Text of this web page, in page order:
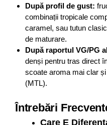
După profil de gust:
combinații tropicale
caramel, sau tutun
de maturare.
După raportul VG/PG
denși pentru tras direct
scoate aroma mai clar
(MTL).
Întrebări
Care E